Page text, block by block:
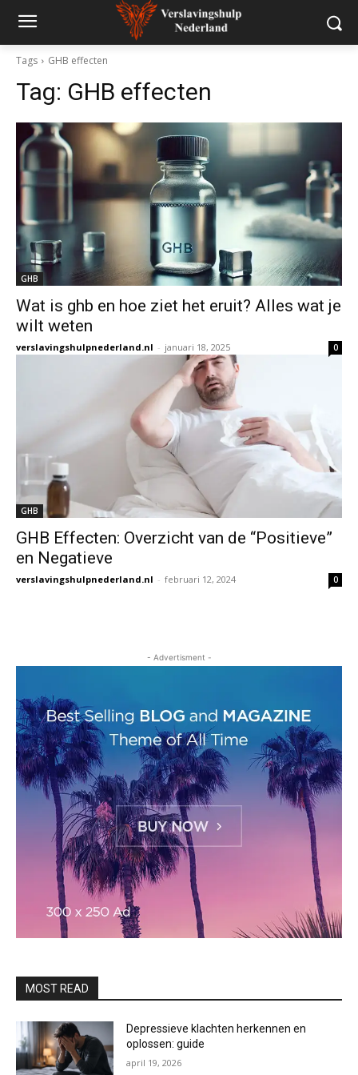
Tags GHB effecten
Tag: GHB effecten
GHB
Wat is ghb en hoe ziet het eruit? Alles wat je
wilt weten
verslavingshulpnederland.nl - januari 18, 2025 0
GHB
GHB Effecten: Overzicht van de “Positieve”
en Negatieve
verslavingshulpnederland.nl - februari 12, 2024 0
- Advertisment -
MOST READ
Depressieve klachten herkennen en
oplossen: guide
april 19, 2026